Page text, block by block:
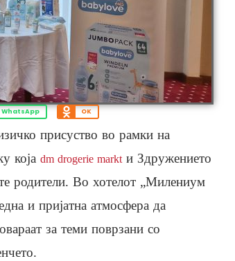
WhatsApp OK
присуство во рамки на
која dm drogerie markt и Здружението
родители. Во хотелот „Милениум
и пријатна атмосфера да
за теми поврзани со